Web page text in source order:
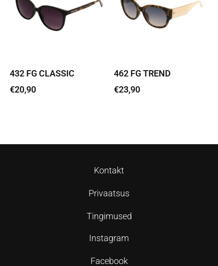
432 FG CLASSIC
€20,90
462 FG TREND
€23,90
Kontakt
Privaatsus
Tingimused
Instagram
Facebook